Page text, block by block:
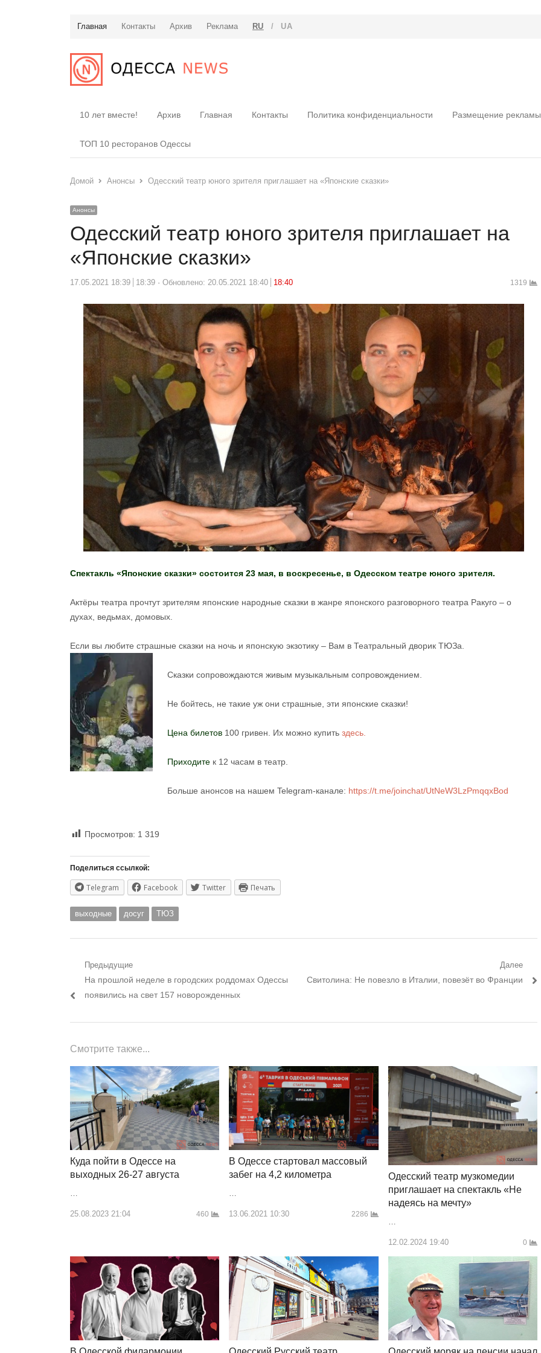
Главная Контакты Архив Реклама RU / UA
10 лет вместе! Архив Главная Контакты Политика конфиденциальности Размещение рекламы
ТОП 10 ресторанов Одессы
Домой Анонсы Одесский театр юного зрителя приглашает на «Японские сказки»
Анонсы
Одесский театр юного зрителя приглашает на
«Японские сказки»
17.05.2021 18:39 18:39 Обновлено: 20.05.2021 18:40 18:40 1319
Спектакль «Японские сказки» состоится 23 мая, в воскресенье, в Одесском театре юного зрителя.
Актёры театра прочтут зрителям японские народные сказки в жанре японского разговорного театра Ракуго – о
духах, ведьмах, домовых.
Если вы любите страшные сказки на ночь и японскую экзотику – Вам в Театральный дворик ТЮЗа.
Сказки сопровождаются живым музыкальным сопровождением.
Не бойтесь, не такие уж они страшные, эти японские сказки!
Цена билетов 100 гривен. Их можно купить здесь.
Приходите к 12 часам в театр.
Больше анонсов на нашем Telegram-канале: https://t.me/joinchat/UtNeW3LzPmqqxBod
Просмотров: 1 319
Поделиться ссылкой:
Telegram Facebook Twitter Печать
выходные досуг ТЮЗ
Навигация
по
Предыдущие
Предыдущий
пост:
На прошлой неделе в городских роддомах Одессы
появились на свет 157 новорожденных
Далее
Следующий
Свитолина: Не повезло в Италии, повезёт во Франции
Смотрите также...
Куда пойти в Одессе на
выходных 26-27 августа
25.08.2023 21:04 460
В Одессе стартовал массовый
забег на 4,2 километра
13.06.2021 10:30 2286
Одесский театр музкомедии
приглашает на спектакль «Не
надеясь на мечту»
…
12.02.2024 19:40 0